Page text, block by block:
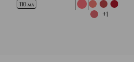
110 мл
+1